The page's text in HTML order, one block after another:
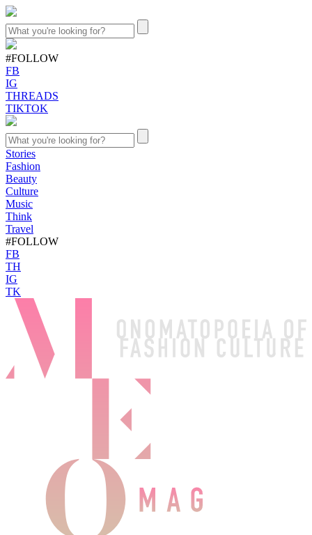
#FOLLOW
FB
IG
THREADS
TIKTOK
Stories
Fashion
Beauty
Culture
Music
Think
Travel
#FOLLOW
FB
TH
IG
TK